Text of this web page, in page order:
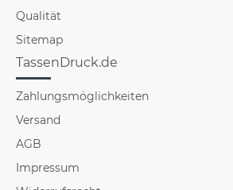
Qualität
Sitemap
TassenDruck.de
Zahlungsmöglichkeiten
Versand
AGB
Impressum